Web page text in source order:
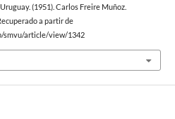
(1951). Carlos Freire Muñoz.
a partir de
smvu/article/view/1342